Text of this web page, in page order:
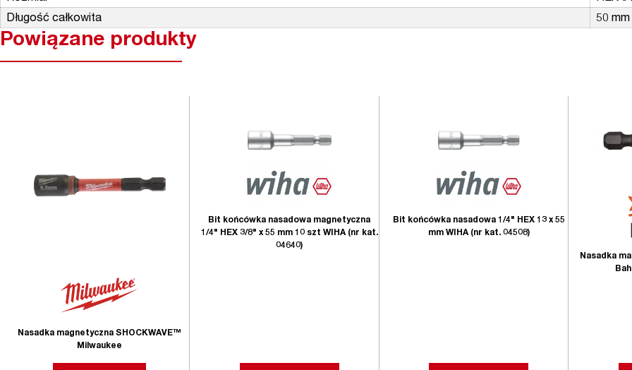
Długość całkowita
50 mm
Powiązane produkty
Nasadka magnetyczna SHOCKWAVE™
Milwaukee
Bit końcówka nasadowa magnetyczna
1/4" HEX 3/8" x 55 mm 10 szt WIHA (nr kat.
04640)
Bit końcówka nasadowa 1/4" HEX 13 x 55
mm WIHA (nr kat. 04508)
Nasadka